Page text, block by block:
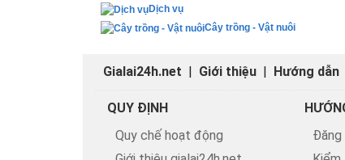
Dịch vụ
Cây trồng - Vật nuôi
Gialai24h.net | Giới thiệu | Hướng dẫn
QUY ĐỊNH
Quy chế hoạt động
Đăng